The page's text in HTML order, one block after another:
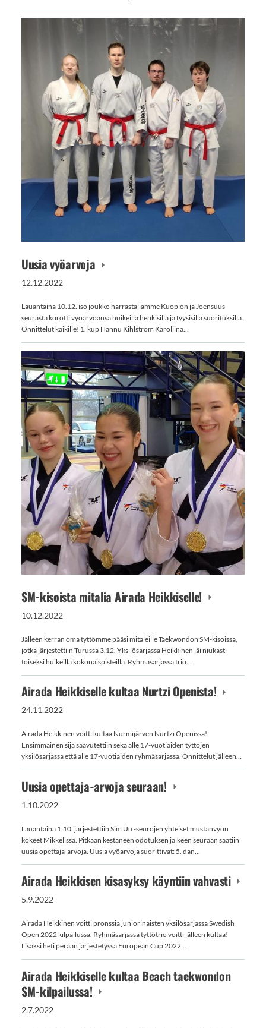
Uusia vyöarvoja
12.12.2022
Lauantaina 10.12. iso joukko harrastajiamme Kuopion ja Joensuus
seurasta korotti vyöarvoansa huikeilla henkisillä ja fyysisillä suorituksilla.
Onnittelut kaikille! 1. kup Hannu Kihlström Karoliina…
SM-kisoista mitalia Airada Heikkiselle!
10.12.2022
Jälleen kerran oma tyttömme pääsi mitaleille Taekwondon SM-kisoissa,
jotka järjestettiin Turussa 3.12. Yksilösarjassa Heikkinen jäi niukasti
toiseksi huikeilla kokonaispisteillä. Ryhmäsarjassa trio…
Airada Heikkiselle kultaa Nurtzi Openista!
24.11.2022
Airada Heikkinen voitti kultaa Nurmijärven Nurtzi Openissa!
Ensimmäinen sija saavutettiin sekä alle 17-vuotiaiden tyttöjen
yksilösarjassa että alle 17-vuotiaiden ryhmäsarjassa. Onnittelut jälleen…
Uusia opettaja-arvoja seuraan!
1.10.2022
Lauantaina 1.10. järjestettiin Sim Uu -seurojen yhteiset mustanvyön
kokeet Mikkelissä. Pitkään kestäneen odotuksen jälkeen seuraan saatiin
uusia opettaja-arvoja. Uusia vyöarvoja suorittivat: 5. dan…
Airada Heikkisen kisasyksy käyntiin vahvasti
5.9.2022
Airada Heikkinen voitti pronssia juniorinaisten yksilösarjassa Swedish
Open 2022 kilpailussa. Ryhmäsarjassa tyttötrio voitti jälleen kultaa!
Lisäksi heti perään järjestetyssä European Cup 2022…
Airada Heikkiselle kultaa Beach taekwondon
SM-kilpailussa!
2.7.2022